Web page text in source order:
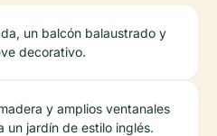
un balcón balaustrado y
decorativo.
y amplios ventanales
un jardín de estilo inglés.